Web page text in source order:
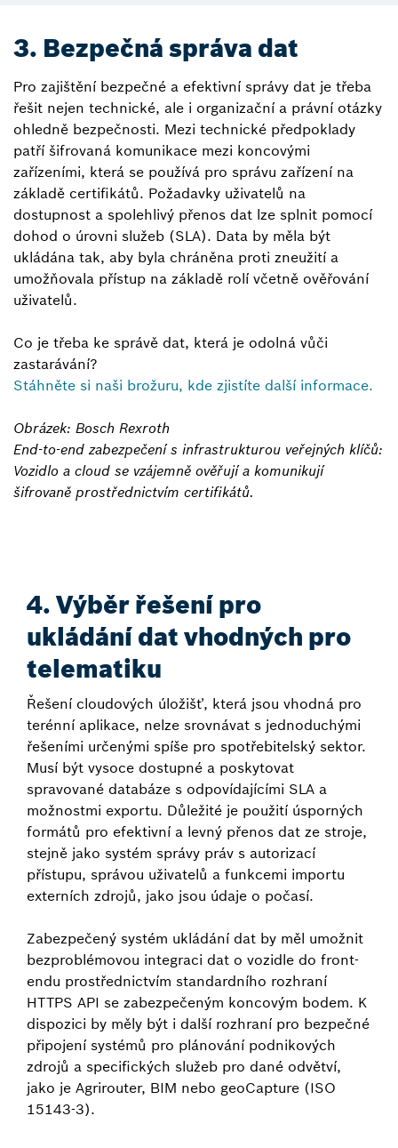
3. Bezpečná správa dat
Pro zajištění bezpečné a efektivní správy dat je třeba
řešit nejen technické, ale i organizační a právní otázky
ohledně bezpečnosti. Mezi technické předpoklady
patří šifrovaná komunikace mezi koncovými
zařízeními, která se používá pro správu zařízení na
základě certifikátů. Požadavky uživatelů na
dostupnost a spolehlivý přenos dat lze splnit pomocí
dohod o úrovni služeb (SLA). Data by měla být
ukládána tak, aby byla chráněna proti zneužití a
umožňovala přístup na základě rolí včetně ověřování
uživatelů.
Co je třeba ke správě dat, která je odolná vůči
zastarávání?
Stáhněte si naši brožuru, kde zjistíte další informace.
Obrázek: Bosch Rexroth
End-to-end zabezpečení s infrastrukturou veřejných klíčů:
Vozidlo a cloud se vzájemně ověřují a komunikují
šifrovaně prostřednictvím certifikátů.
4. Výběr řešení pro
ukládání dat vhodných pro
telematiku
Řešení cloudových úložišť, která jsou vhodná pro
terénní aplikace, nelze srovnávat s jednoduchými
řešeními určenými spíše pro spotřebitelský sektor.
Musí být vysoce dostupné a poskytovat
spravované databáze s odpovídajícími SLA a
možnostmi exportu. Důležité je použití úsporných
formátů pro efektivní a levný přenos dat ze stroje,
stejně jako systém správy práv s autorizací
přístupu, správou uživatelů a funkcemi importu
externích zdrojů, jako jsou údaje o počasí.
Zabezpečený systém ukládání dat by měl umožnit
bezproblémovou integraci dat o vozidle do front-
endu prostřednictvím standardního rozhraní
HTTPS API se zabezpečeným koncovým bodem. K
dispozici by měly být i další rozhraní pro bezpečné
připojení systémů pro plánování podnikových
zdrojů a specifických služeb pro dané odvětví,
jako je Agrirouter, BIM nebo geoCapture (ISO
15143-3).